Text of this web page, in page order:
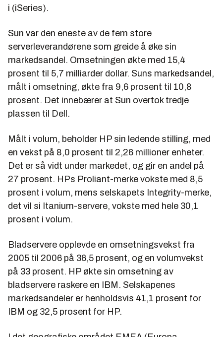
i (iSeries).
Sun var den eneste av de fem store
serverleverandørene som greide å øke sin
markedsandel. Omsetningen økte med 15,4
prosent til 5,7 milliarder dollar. Suns markedsandel,
målt i omsetning, økte fra 9,6 prosent til 10,8
prosent. Det innebærer at Sun overtok tredje
plassen til Dell.
Målt i volum, beholder HP sin ledende stilling, med
en vekst på 8,0 prosent til 2,26 millioner enheter.
Det er så vidt under markedet, og gir en andel på
27 prosent. HPs Proliant-merke vokste med 8,5
prosent i volum, mens selskapets Integrity-merke,
det vil si Itanium-servere, vokste med hele 30,1
prosent i volum.
Bladservere opplevde en omsetningsvekst fra
2005 til 2006 på 36,5 prosent, og en volumvekst
på 33 prosent. HP økte sin omsetning av
bladservere raskere en IBM. Selskapenes
markedsandeler er henholdsvis 41,1 prosent for
IBM og 32,5 prosent for HP.